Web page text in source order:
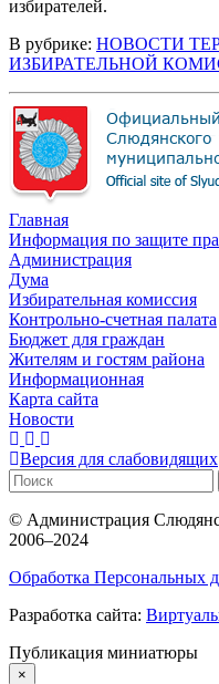
избирателей.
В рубрике: НОВОСТИ
ИЗБИРАТЕЛЬНОЙ
Главная
Информация по защите
Администрация
Дума
Избирательная комиссия
Контрольно-счетная палата
Бюджет для граждан
Жителям и гостям района
Информационная
Карта сайта
Новости
Версия для слабовидящих
© Администрация
2006–2024
Обработка Персональных
Разработка сайта:
Публикация миниатюры
×